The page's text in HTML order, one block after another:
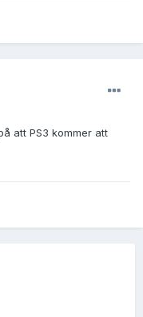
att PS3 kommer att